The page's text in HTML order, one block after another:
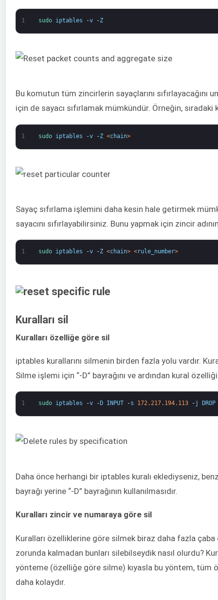
1 sudo iptables -v -Z
Bu komutun tüm zincirlerin sayaçlarını
için de sayacı sıfırlamak mümkündür. Örneğin,
1 sudo iptables -v -Z <chain>
Sayaç sıfırlama işlemini daha kesin hale getirmek
sayacını sıfırlayabilirsiniz. Bunu yapmak için zincir
1 sudo iptables -v -Z <chain> <rule_number>
Kuralları sil
Kuralları özelliğe göre sil
iptables kurallarını silmenin birden fazla yolu vardır.
Silme işlemi için “-D” bayrağını ve ardından kural
1 sudo iptables -v - D INPUT -s 172.217.194.113 -j DROP
Daha önce herhangi bir iptables kuralı eklediyseniz,
bayrağı yerine “-D” bayrağının kullanılmasıdır.
Kuralları zincir ve numaraya göre sil
Kuralları özelliklerine göre silmek biraz daha fazla
zorunda kalmadan bunları silebilseydik nasıl olurdu?
yönteme (özelliğe göre silme) kıyasla bu yöntem, tüm
daha kolaydır.